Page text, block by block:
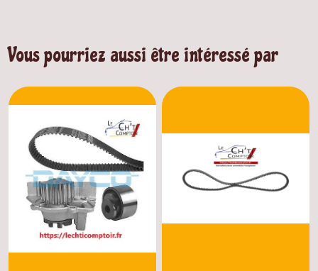
Vous pourriez aussi être intéressé par